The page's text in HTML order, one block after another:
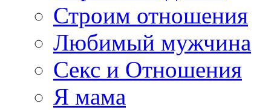
Строим отношения
Любимый мужчина
Секс и Отношения
Я мама